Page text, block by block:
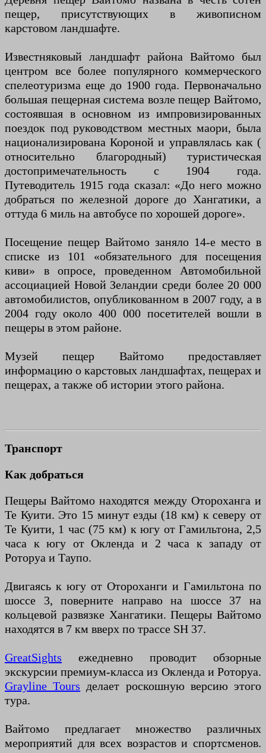
пещер, присутствующих в живописном
карстовом ландшафте.
Известняковый ландшафт района Вайтомо был
центром все более популярного коммерческого
спелеотуризма еще до 1900 года. Первоначально
большая пещерная система возле пещер Вайтомо,
состоявшая в основном из импровизированных
поездок под руководством местных маори, была
национализирована Короной и управлялась как (
относительно благородный) туристическая
достопримечательность с 1904 года.
Путеводитель 1915 года сказал: «До него можно
добраться по железной дороге до Хангатики, а
оттуда 6 миль на автобусе по хорошей дороге».
Посещение пещер Вайтомо заняло 14-е место в
списке из 101 «обязательного для посещения
киви» в опросе, проведенном Автомобильной
ассоциацией Новой Зеландии среди более 20 000
автомобилистов, опубликованном в 2007 году, а в
2004 году около 400 000 посетителей вошли в
пещеры в этом районе.
Музей пещер Вайтомо предоставляет
информацию о карстовых ландшафтах, пещерах и
пещерах, а также об истории этого района.
Транспорт
Как добраться
Пещеры Вайтомо находятся между Отороханга и
Те Куити. Это 15 минут езды (18 км) к северу от
Те Куити, 1 час (75 км) к югу от Гамильтона, 2,5
часа к югу от Окленда и 2 часа к западу от
Роторуа и Таупо.
Двигаясь к югу от Отороханги и Гамильтона по
шоссе 3, поверните направо на шоссе 37 на
кольцевой развязке Хангатики. Пещеры Вайтомо
находятся в 7 км вверх по трассе SH 37.
GreatSights ежедневно проводит обзорные
экскурсии премиум-класса из Окленда и Роторуа.
Grayline Tours делает роскошную версию этого
тура.
Вайтомо предлагает множество различных
мероприятий для всех возрастов и спортсменов.